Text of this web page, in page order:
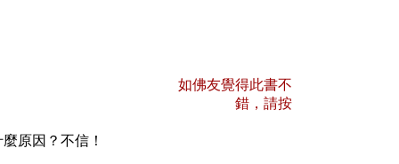
如佛友覺得此書不
錯，請按
原因？不信！